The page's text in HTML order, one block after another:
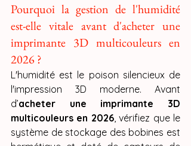
Pourquoi la gestion de l'humidité
est-elle vitale avant d'acheter une
imprimante 3D multicouleurs en
2026 ?
L'humidité est le poison silencieux de
l'impression 3D moderne. Avant
d’acheter une imprimante 3D
multicouleurs en 2026, vérifiez que le
système de stockage des bobines est